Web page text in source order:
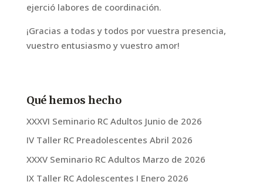
ejerció labores de coordinación.
¡Gracias a todas y todos por vuestra presencia,
vuestro entusiasmo y vuestro amor!
Qué hemos hecho
XXXVI Seminario RC Adultos Junio de 2026
IV Taller RC Preadolescentes Abril 2026
XXXV Seminario RC Adultos Marzo de 2026
IX Taller RC Adolescentes I Enero 2026